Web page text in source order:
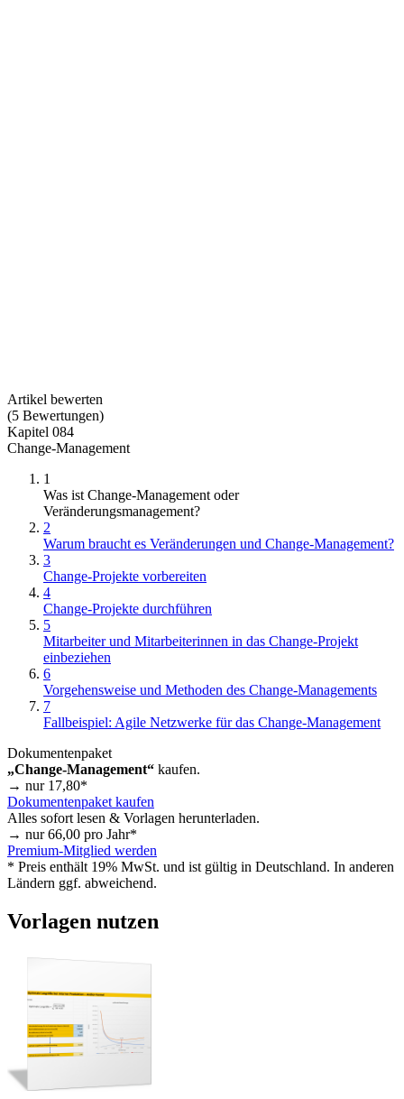
Artikel bewerten
(5 Bewertungen)
Kapitel 084
Change-Management
1
Was ist Change-Management oder
Veränderungsmanagement?
2
Warum braucht es Veränderungen und Change-Management?
3
Change-Projekte vorbereiten
4
Change-Projekte durchführen
5
Mitarbeiter und Mitarbeiterinnen in das Change-Projekt
einbeziehen
6
Vorgehensweise und Methoden des Change-Managements
7
Fallbeispiel: Agile Netzwerke für das Change-Management
Dokumentenpaket
„Change-Management“ kaufen.
→ nur 17,80*
Dokumentenpaket kaufen
Alles sofort lesen & Vorlagen herunterladen.
→ nur66,00 pro Jahr*
Premium-Mitglied werden
* Preis enthält 19% MwSt. und ist gültig in Deutschland. In anderen
Ländern ggf. abweichend.
Vorlagen nutzen